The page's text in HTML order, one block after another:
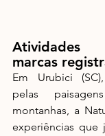
Atividades
marcas
Em Urubici
pelas
montanhas, a
experiências que